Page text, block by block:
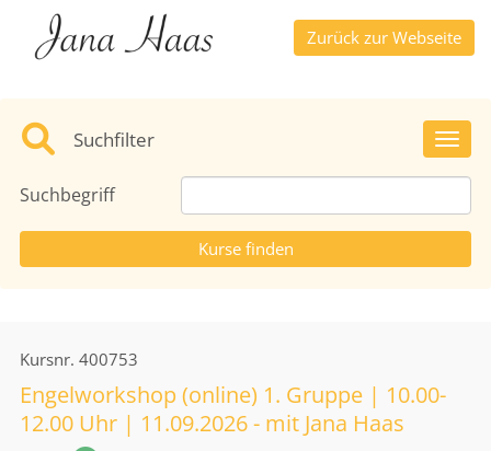
Zurück zur Webseite
Suchfilter
Suchbegriff
Kursnr. 400753
Engelworkshop (online) 1. Gruppe | 10.00-
12.00 Uhr | 11.09.2026 - mit Jana Haas